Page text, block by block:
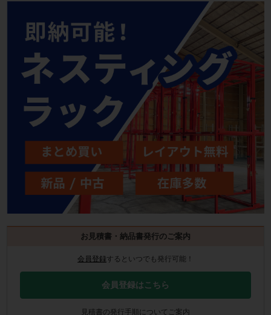
お見積書・納品書発行のご案内
会員登録するといつでも発行可能！
会員登録はこちら
見積書の発行手順についてご案内